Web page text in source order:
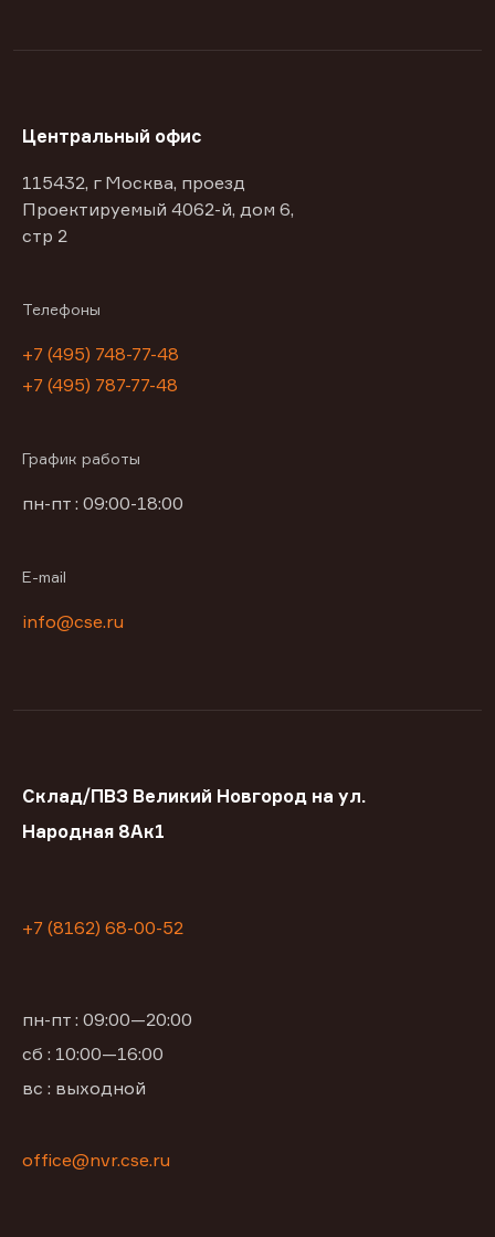
Центральный офис
115432, г Москва, проезд
Проектируемый 4062-й, дом 6,
стр 2
Телефоны
+7 (495) 748-77-48
+7 (495) 787-77-48
График работы
пн-пт : 09:00-18:00
E-mail
info@cse.ru
Склад/ПВЗ Великий Новгород на ул.
Народная 8Ак1
+7 (8162) 68-00-52
пн-пт : 09:00—20:00
сб : 10:00—16:00
вс : выходной
office@nvr.cse.ru